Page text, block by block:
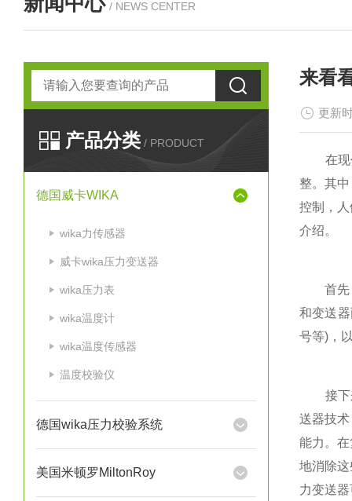
/ NEWS CENTER
产品分类 / PRODUCT
德国威卡WIKA
wika力传感器
威卡wika压力变送器
wika压力表
wika温度计
wika温度传感器
温度校验仪
德国wika压力校验系统
美国米顿罗MiltonRoy
来看
更新
在现代
整。其
控制，
介绍。
首先，
和变送
号等)，
接下
送器技
能力。
地消除
力变送